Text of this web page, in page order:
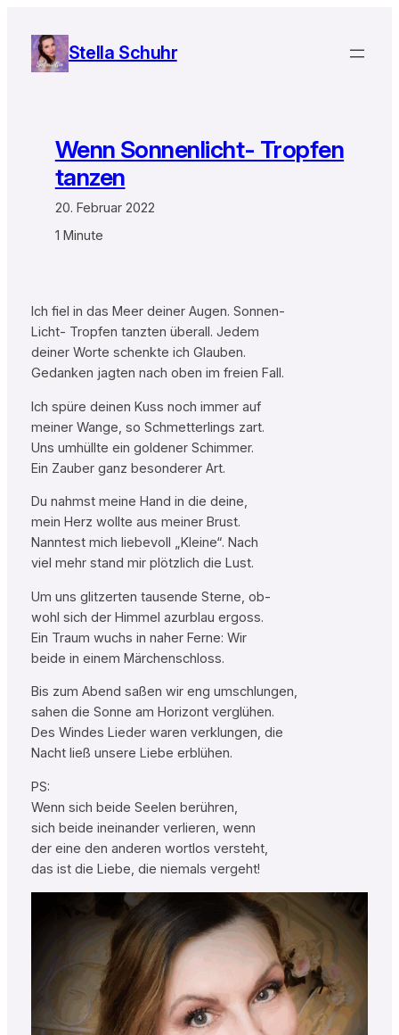
Inhalt
springen
Stella Schuhr
Wenn Sonnenlicht- Tropfen
tanzen
20. Februar 2022
1 Minute
Ich fiel in das Meer deiner Augen. Sonnen-
Licht- Tropfen tanzten überall. Jedem
deiner Worte schenkte ich Glauben.
Gedanken jagten nach oben im freien Fall.
Ich spüre deinen Kuss noch immer auf
meiner Wange, so Schmetterlings zart.
Uns umhüllte ein goldener Schimmer.
Ein Zauber ganz besonderer Art.
Du nahmst meine Hand in die deine,
mein Herz wollte aus meiner Brust.
Nanntest mich liebevoll „Kleine“. Nach
viel mehr stand mir plötzlich die Lust.
Um uns glitzerten tausende Sterne, ob-
wohl sich der Himmel azurblau ergoss.
Ein Traum wuchs in naher Ferne: Wir
beide in einem Märchenschloss.
Bis zum Abend saßen wir eng umschlungen,
sahen die Sonne am Horizont verglühen.
Des Windes Lieder waren verklungen, die
Nacht ließ unsere Liebe erblühen.
PS:
Wenn sich beide Seelen berühren,
sich beide ineinander verlieren, wenn
der eine den anderen wortlos versteht,
das ist die Liebe, die niemals vergeht!